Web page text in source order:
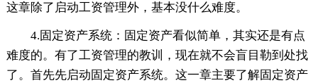
这章除了启动工资管理外，基本没什么难度。
4.固定资产系统：固定资产看似简单，其实还是有点
难度的。有了工资管理的教训，现在就不会盲目勒到处找
了。首先先启动固定资产系统。这一章主要了解固定资产